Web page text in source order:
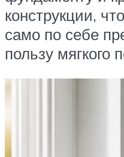
конструкции,
само по себе
пользу мягкого